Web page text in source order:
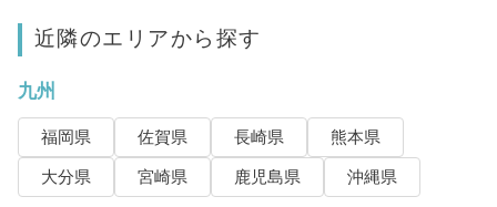
近隣のエリアから探す
九州
福岡県 佐賀県 長崎県
熊本県
大分県
宮崎県 鹿児島県 沖縄県